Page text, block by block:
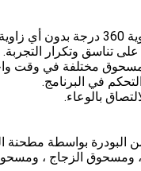
بواسطة مطحنة
ومسحوق الزجاج ،